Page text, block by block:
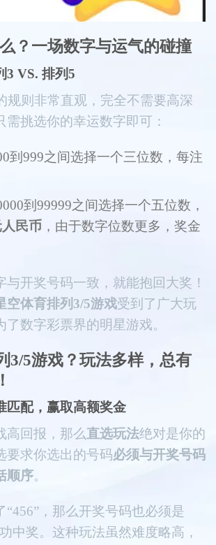
？一场数字与运气的碰撞
3 VS. 排列5
规则非常直观，完全不需要高深
需挑选你的幸运数字即可：
到999之间选择一个三位数，每注
到99999之间选择一个五位数，
民币 ，由于数字位数更多，奖金
与开奖号码一致，就能抱回大奖！
空体育排列3/5游戏受到了广大玩
了数字彩票界的明星游戏。
3/5游戏？玩法多样，总有
匹配，赢取高额奖金
高回报，那么直选玩法绝对是你的
要求你选出的号码必须与开奖号码
顺序。
“456”，那么开奖号码也必须是
中奖。这种玩法虽然难度略高，